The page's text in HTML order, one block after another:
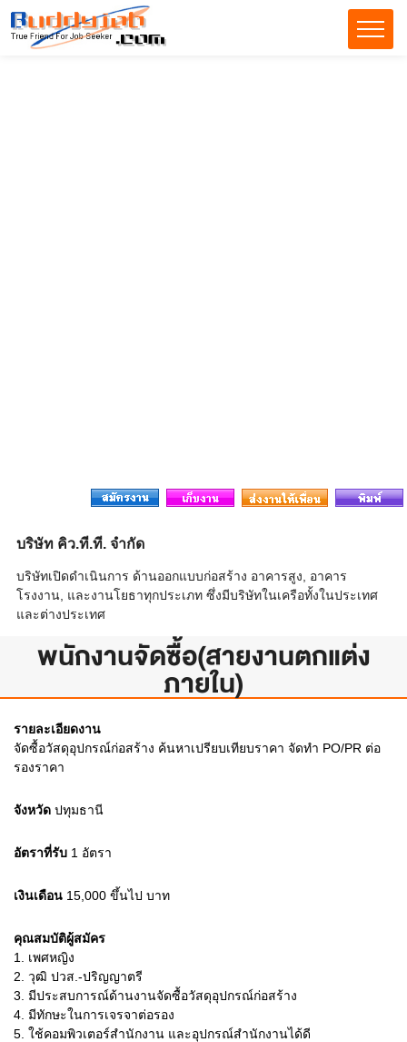
บริษัท คิว.ที.ที. จำกัด
บริษัทเปิดดำเนินการ ด้านออกแบบก่อสร้าง อาคารสูง, อาคาร
โรงงาน, และงานโยธาทุกประเภท ซึ่งมีบริษัทในเครือทั้งในประเทศ
และต่างประเทศ
พนักงานจัดซื้อ(สายงานตกแต่ง
ภายใน)
รายละเอียดงาน
จัดซื้อวัสดุอุปกรณ์ก่อสร้าง ค้นหาเปรียบเทียบราคา จัดทำ PO/PR ต่อ
รองราคา
จังหวัด ปทุมธานี
อัตราที่รับ 1 อัตรา
เงินเดือน 15,000 ขึ้นไป บาท
คุณสมบัติผู้สมัคร
1.
เพศหญิง
2. วุฒิ ปวส.-ปริญญาตรี
3. มีประสบการณ์ด้านงานจัดซื้อวัสดุอุปกรณ์ก่อสร้าง
4. มีทักษะในการเจรจาต่อรอง
5. ใช้คอมพิวเตอร์สำนักงาน และอุปกรณ์สำนักงานได้ดี